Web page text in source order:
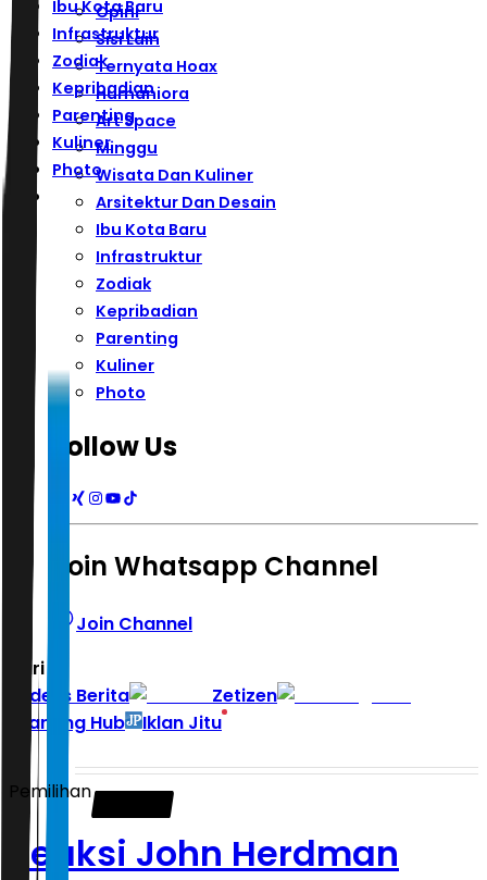
Ibu Kota Baru
Infrastruktur
Zodiak
Kepribadian
Parenting
Kuliner
Photo
Opini
Sisi Lain
Ternyata Hoax
Humaniora
Art Space
Minggu
Wisata Dan Kuliner
Arsitektur Dan Desain
Ibu Kota Baru
Infrastruktur
Zodiak
Kepribadian
Parenting
Kuliner
Photo
Follow Us
Join Whatsapp Channel
Join Channel
Hari ini
Indeks Berita
Zetizen
Learning Hub
Iklan Jitu
Pemilihan
Reaksi John Herdman